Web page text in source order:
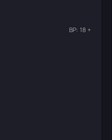
ВР: 18 +